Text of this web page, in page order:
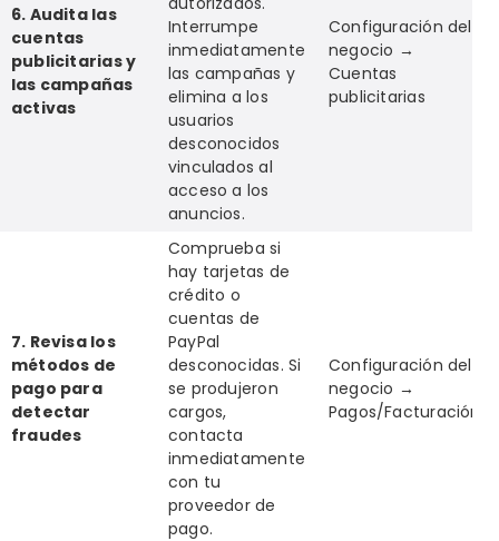
6. Audita las
cuentas
publicitarias y
las campañas
activas
Interrumpe
inmediatamente
las campañas y
elimina a los
usuarios
desconocidos
vinculados al
acceso a los
anuncios.
Configuración del
negocio →
Cuentas
publicitarias
7. Revisa los
métodos de
pago para
detectar
fraudes
Comprueba si
hay tarjetas de
crédito o
cuentas de
PayPal
desconocidas. Si
se produjeron
cargos,
contacta
inmediatamente
con tu
proveedor de
pago.
Configuración del
negocio →
Pagos/Facturación